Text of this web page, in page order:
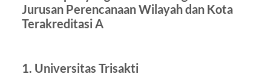
Jurusan Perencanaan Wilayah dan Kota
Terakreditasi A
1. Universitas Trisakti